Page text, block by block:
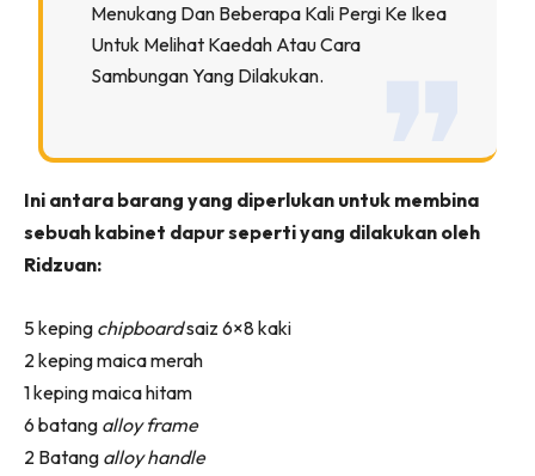
Impiana TV
Sembang Dekor
Sembang Laman
Tip Impiana
Menukang Dan Beberapa Kali Pergi Ke Ikea
Untuk Melihat Kaedah Atau Cara
Sambungan Yang Dilakukan.
Ini antara barang yang diperlukan untuk membina
sebuah kabinet dapur seperti yang dilakukan oleh
Ridzuan:
5 keping chipboardsaiz 6×8 kaki
2 keping maica merah
1 keping maica hitam
6 batang alloy frame
2 Batang alloy handle